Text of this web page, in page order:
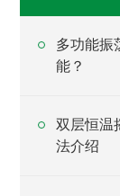
多功能振
能？
双层恒温
法介绍